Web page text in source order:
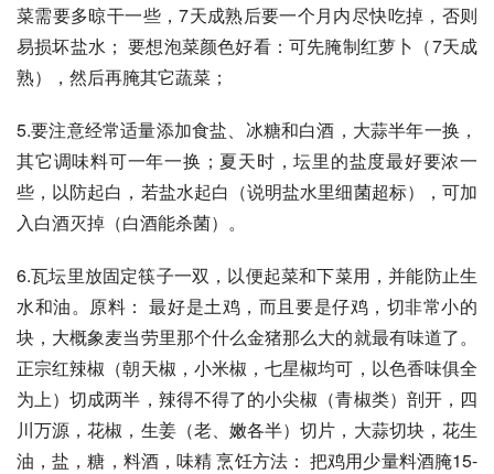
菜需要多晾干一些，7天成熟后要一个月内尽快吃掉，否则
易损坏盐水； 要想泡菜颜色好看：可先腌制红萝卜（7天成
熟），然后再腌其它蔬菜；
5.要注意经常适量添加食盐、冰糖和白酒，大蒜半年一换，
其它调味料可一年一换；夏天时，坛里的盐度最好要浓一
些，以防起白，若盐水起白（说明盐水里细菌超标），可加
入白酒灭掉（白酒能杀菌）。
6.瓦坛里放固定筷子一双，以便起菜和下菜用，并能防止生
水和油。原料： 最好是土鸡，而且要是仔鸡，切非常小的
块，大概象麦当劳里那个什么金猪那么大的就最有味道了。
正宗红辣椒（朝天椒，小米椒，七星椒均可，以色香味俱全
为上）切成两半，辣得不得了的小尖椒（青椒类）剖开，四
川万源，花椒，生姜（老、嫩各半）切片，大蒜切块，花生
油，盐，糖，料酒，味精 烹饪方法： 把鸡用少量料酒腌15-